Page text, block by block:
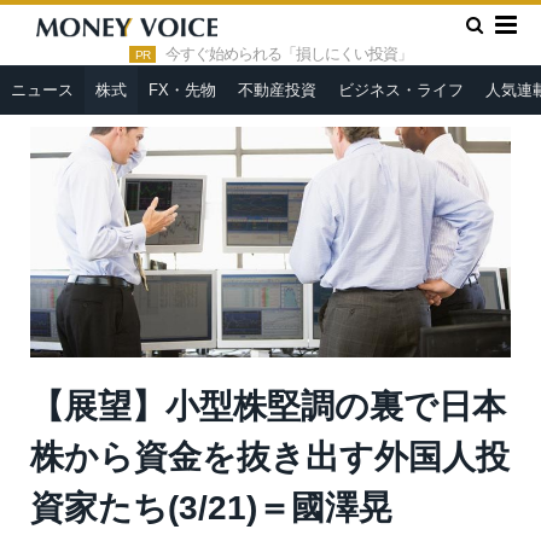
PR 今すぐ始められる「損しにくい投資」
ニュース 株式 FX・先物 不動産投資 ビジネス・ライフ 人気連
HOME » 株式 »
【展望】小型株堅調の裏で日本株から資金を抜
き出す外国人投資家たち(3/21)＝國澤晃
【展望】小型株堅調の裏で日本
株から資金を抜き出す外国人投
資家たち(3/21)＝國澤晃